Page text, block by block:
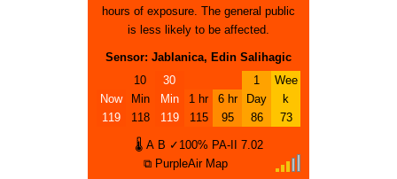
hours of exposure. The general public
is less likely to be affected.
Sensor: Jablanica, Edin Salihagic
Now
119
10
Min
118
30
Min
119
1 hr
115
6 hr
95
1
Day
86
Wee
k
73
🌡 A B ✓100% PA-II
7.02
⧉ PurpleAir Map